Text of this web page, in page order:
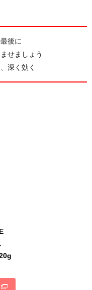
後に
せましょう
深く効く